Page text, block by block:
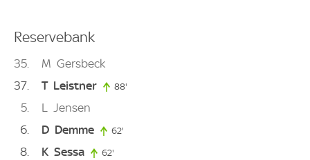
Reservebank
35 M Gersbeck
37
T Leistner 88'
5 L Jensen
6
D Demme 62'
8 K Sessa 62'